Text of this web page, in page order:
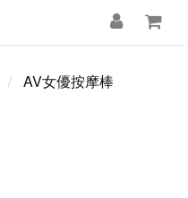
AV女優按摩棒